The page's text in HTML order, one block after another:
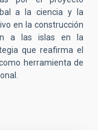
a la ciencia y la
en la construcción
a las islas en la
que reafirma el
herramienta de